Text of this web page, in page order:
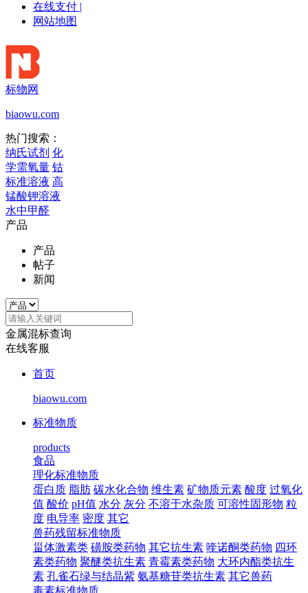
在线支付 |
网站地图
标物网
biaowu.com
热门搜索：
纳氏试剂 化
学需氧量 钴
标准溶液 高
锰酸钾溶液
水中甲醛
产品
产品
帖子
新闻
金属混标查询
在线客服
首页
biaowu.com
标准物质
products
食品
理化标准物质
蛋白质 脂肪 碳水化合物 维生素 矿物质元素 酸度 过氧化
值 酸价 pH值 水分 灰分 不溶于水杂质 可溶性固形物 粒
度 电导率 密度 其它
兽药残留标准物质
甾体激素类 磺胺类药物 其它抗生素 喹诺酮类药物 四环
素类药物 聚醚类抗生素 青霉素类药物 大环内酯类抗生
素 孔雀石绿与结晶紫 氨基糖苷类抗生素 其它兽药
毒素标准物质